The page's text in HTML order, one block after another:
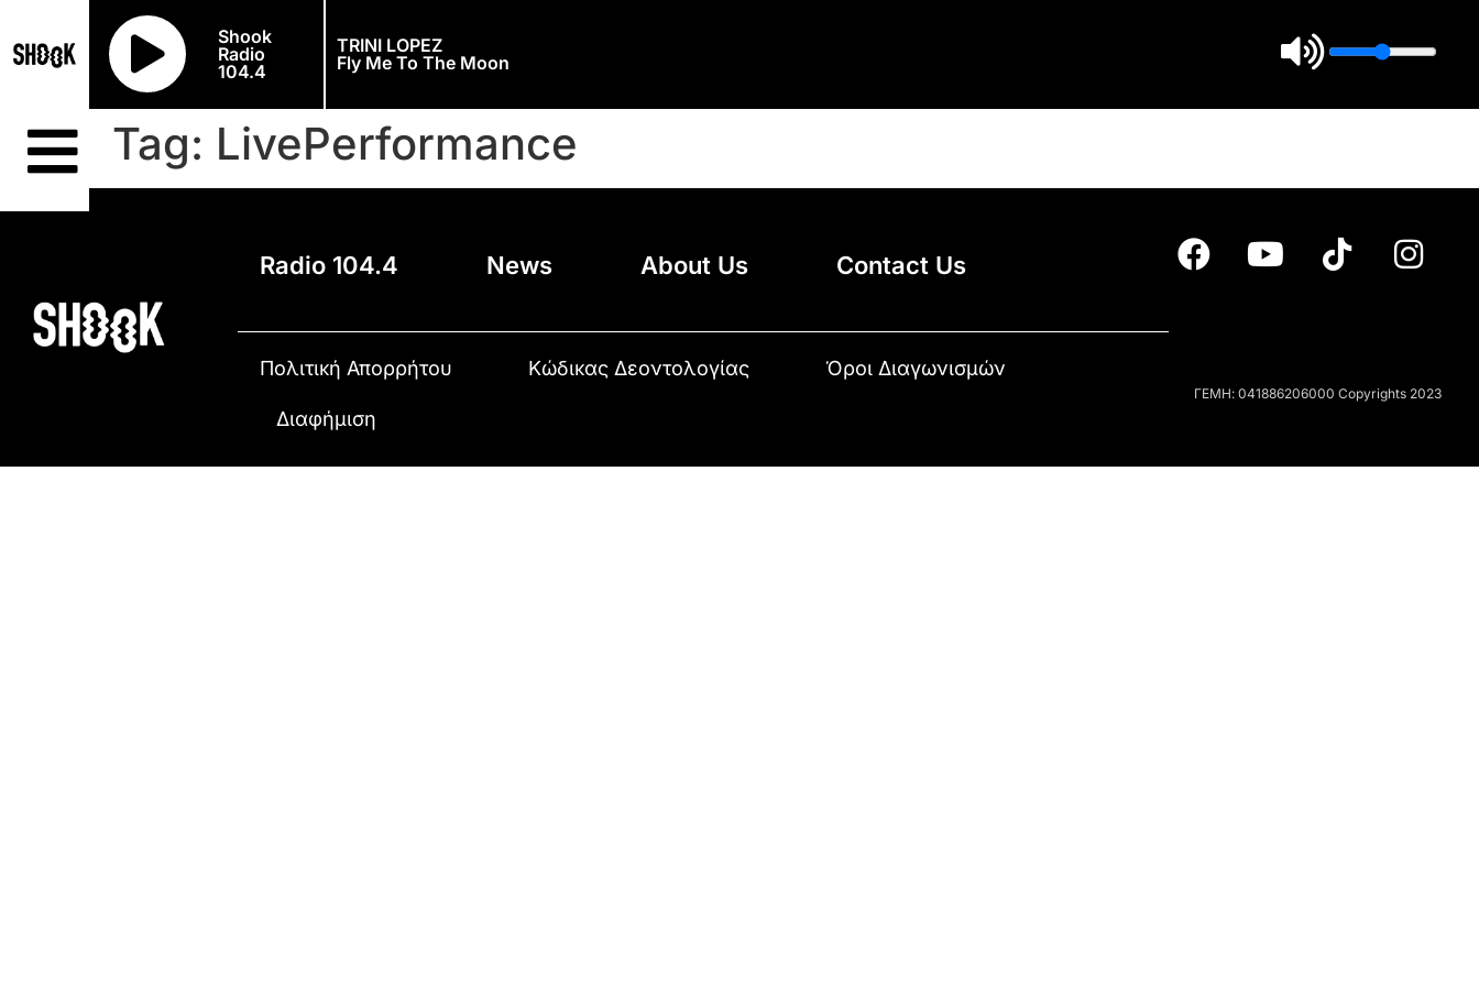
Shook
Radio
104.4
TRINI LOPEZ
Fly Me To The Moon
Tag: LivePerformance
Radio 104.4 News About Us Contact Us
Πολιτική Απορρήτου Κώδικας Δεοντολογίας Όροι Διαγωνισμών
Διαφήμιση
ΓΕΜΗ: 041886206000 Copyrights 2023